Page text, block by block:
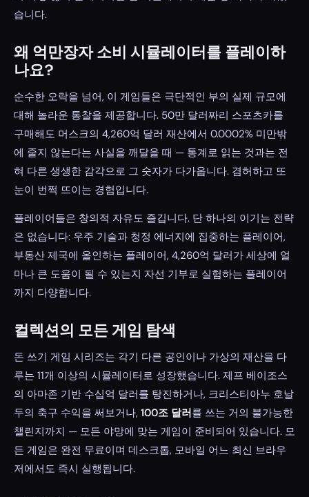
습니다.
왜 억만장자 소비 시뮬레이터를 플레이하
나요?
순수한 오락을 넘어, 이 게임들은 극단적인 부의 실제 규모에
대해 놀라운 통찰을 제공합니다. 50만 달러짜리 스포츠카를
구매해도 머스크의 4,260억 달러 재산에서 0.0002% 미만밖
에 줄지 않는다는 사실을 깨달을 때 — 통계로 읽는 것과는 전
혀 다른 생생한 감각으로 그 숫자가 다가옵니다. 겸허하고 또
눈이 번쩍 뜨이는 경험입니다.
플레이어들은 창의적 자유도 즐깁니다. 단 하나의 이기는 전략
은 없습니다: 우주 기술과 청정 에너지에 집중하는 플레이어,
부동산 제국에 올인하는 플레이어, 4,260억 달러가 세상에 얼
마나 큰 도움이 될 수 있는지 자선 기부로 실험하는 플레이어
까지 다양합니다.
컬렉션의 모든 게임 탐색
돈 쓰기 게임 시리즈는 각기 다른 공인이나 가상의 재산을 다
루는 11개 이상의 시뮬레이터로 성장했습니다. 제프 베이조스
의 아마존 기반 수십억 달러를 탕진하거나, 크리스티아누 호날
두의 축구 수익을 써보거나, 100조 달러를 쓰는 거의 불가능한
챌린지까지 — 모든 야망에 맞는 게임이 준비되어 있습니다. 모
든 게임은 완전 무료이며 데스크톱, 모바일 어느 최신 브라우
저에서도 즉시 실행됩니다.